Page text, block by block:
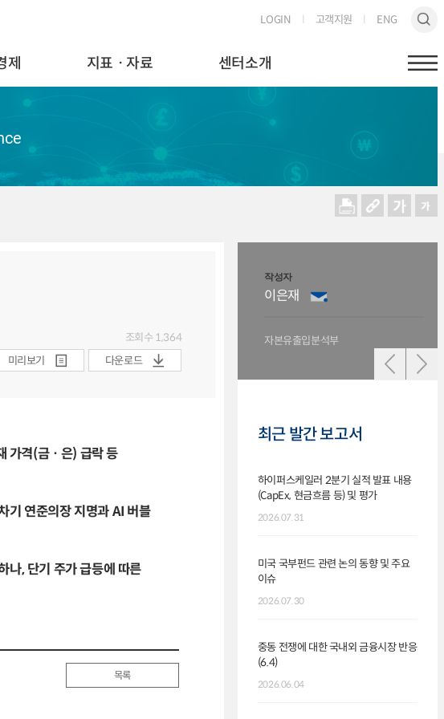
LOGIN 고객지원 ENG
제 지표ㆍ자료 센터소개
조회수 1,364
미리보기
다운로드
가격(금ㆍ은) 급락 등
기 연준의장 지명과 AI 버블
나, 단기 주가 급등에 따른
목록
작성자
이은재
자본유출입분석부
최근 발간 보고서
하이퍼스케일러 2분기 실적 발표 내용
(CapEx, 현금흐름 등) 및 평가
2026.07.31
미국 국부펀드 관련 논의 동향 및 주요
이슈
2026.07.30
중동 전쟁에 대한 국내외 금융시장 반응
(6.4)
2026.06.04
7.31